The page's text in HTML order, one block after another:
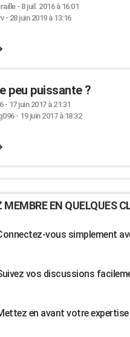
- 8 juil. 2016 à 16:01
- 28 juin 2019 à 13:16
peu puissante ?
- 17 juin 2017 à 21:31
- 19 juin 2017 à 18:32
MEMBRE EN QUELQUES
vous simplement
vos discussions
en avant votre